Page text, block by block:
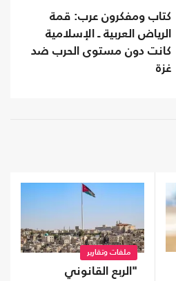
كتاب ومفكرون عرب: قمة
الرياض العربية ـ الإسلامية
كانت دون مستوى الحرب ضد
غزة
ملفات وتقارير
"الربع القانوني